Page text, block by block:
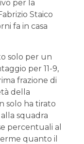
per la
Staico
fa in casa
solo per un
per 11-9,
frazione di
della
solo ha tirato
squadra
percentuali al
quanto il